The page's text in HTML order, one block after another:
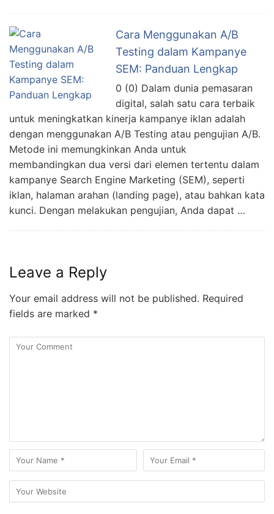
Cara Menggunakan A/B
Testing dalam Kampanye
SEM: Panduan Lengkap
0 (0) Dalam dunia pemasaran
digital, salah satu cara terbaik
untuk meningkatkan kinerja kampanye iklan adalah
dengan menggunakan A/B Testing atau pengujian A/B.
Metode ini memungkinkan Anda untuk
membandingkan dua versi dari elemen tertentu dalam
kampanye Search Engine Marketing (SEM), seperti
iklan, halaman arahan (landing page), atau bahkan kata
kunci. Dengan melakukan pengujian, Anda dapat …
Leave a Reply
Your email address will not be published. Required
fields are marked *